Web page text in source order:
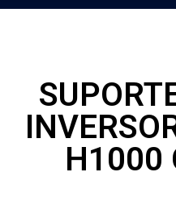
H1000